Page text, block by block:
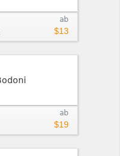
ab
$13
ab
$19